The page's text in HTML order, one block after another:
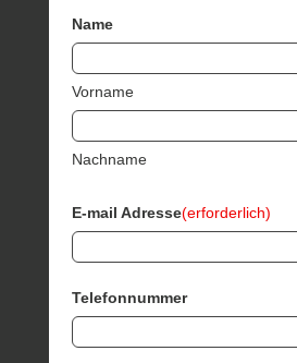
Name
Vorname
Nachname
E-mail Adresse(erforderlich)
Telefonnummer